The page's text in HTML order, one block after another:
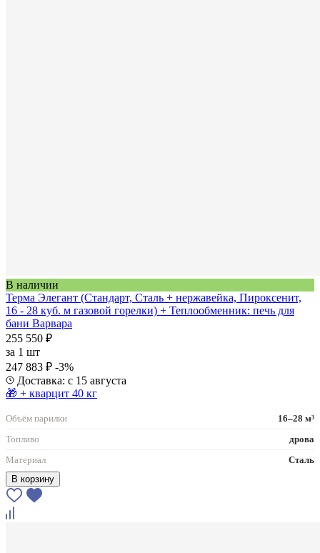
В наличии
Терма Элегант (Стандарт, Сталь + нержавейка, Пироксенит,
16 - 28 куб. м газовой горелки) + Теплообменник: печь для
бани Варвара
255 550 ₽
за 1 шт
247 883 ₽ -3%
Доставка: с 15 августа
🎁 + кварцит 40 кг
Объём парилки
16–28 м³
Топливо
дрова
Материал
Сталь
В корзину